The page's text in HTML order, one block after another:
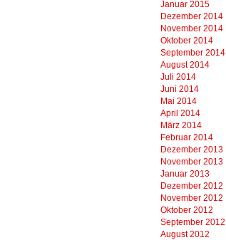
Januar 2015
Dezember 2014
November 2014
Oktober 2014
September 2014
August 2014
Juli 2014
Juni 2014
Mai 2014
April 2014
März 2014
Februar 2014
Dezember 2013
November 2013
Januar 2013
Dezember 2012
November 2012
Oktober 2012
September 2012
August 2012